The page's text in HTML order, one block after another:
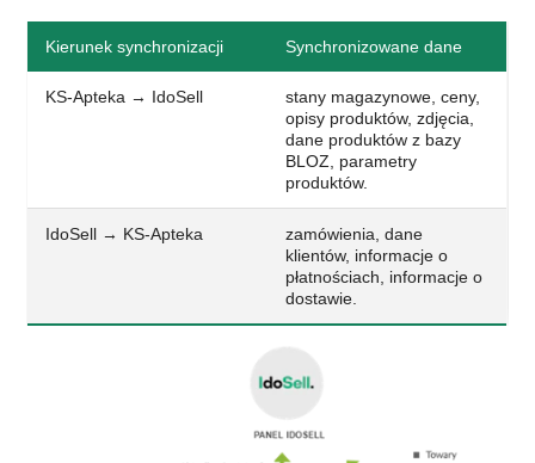
Kierunek synchronizacji Synchronizowane dane
KS-Apteka → IdoSell
stany magazynowe, ceny,
opisy produktów, zdjęcia,
dane produktów z bazy
BLOZ, parametry
produktów.
IdoSell → KS-Apteka
zamówienia, dane
klientów, informacje o
płatnościach, informacje o
dostawie.